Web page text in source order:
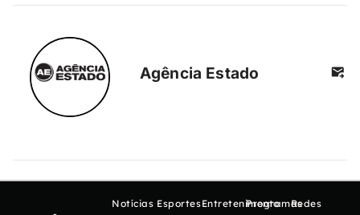
Agência Estado
Notícias EsportesEntretenimento
ProgramasRedes